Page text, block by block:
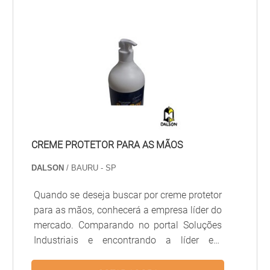
mais sobre a empresa, nossos serviços e
produtos. Se preferir, entre em contato com
um dos nossos consultores e solicite um
Fujiwara. que protege os pés de danos que
possam ocorrer durante o processo de
soldagem.CARACTERÍSTICAS E TAMANHOS
FORNECIDOS DAS.
CREME PROTETOR PARA AS MÃOS
DALSON / BAURU - SP
Quando se deseja buscar por creme protetor
para as mãos, conhecerá a empresa líder do
mercado. Comparando no portal Soluções
Industriais e encontrando a líder em